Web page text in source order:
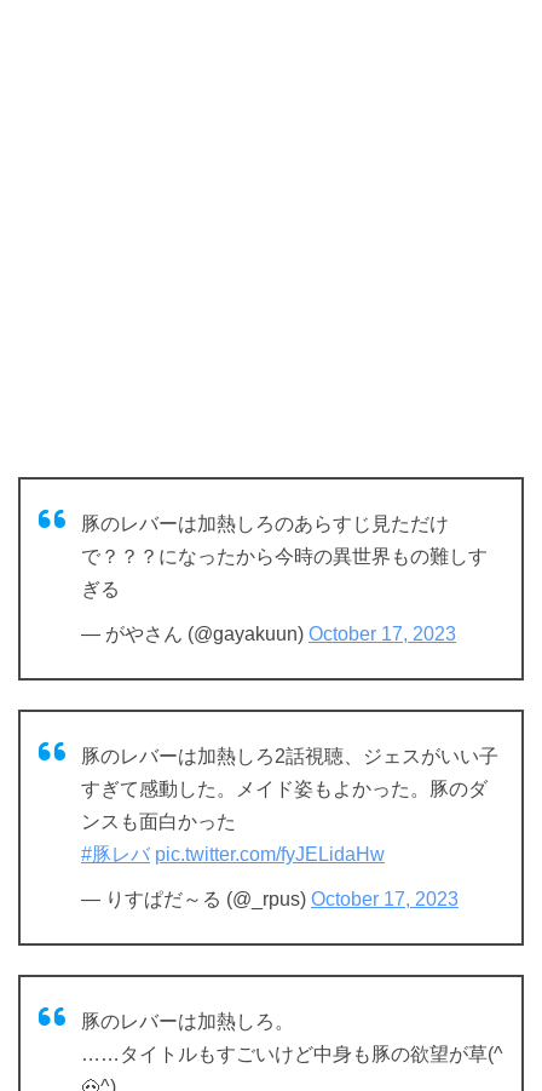
豚のレバーは加熱しろのあらすじ見ただけ
で？？？になったから今時の異世界もの難しす
ぎる
— がやさん (@gayakuun) October 17, 2023
豚のレバーは加熱しろ2話視聴、ジェスがいい子
すぎて感動した。メイド姿もよかった。豚のダ
ンスも面白かった
#豚レバ pic.twitter.com/fyJELidaHw
— りすぱだ～る (@_rpus) October 17, 2023
豚のレバーは加熱しろ。
……タイトルもすごいけど中身も豚の欲望が草(^
🐽^)